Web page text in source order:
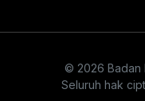
© 2026 Badan
Seluruh hak